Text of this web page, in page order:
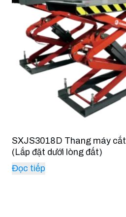
SXJS3018D Thang máy
(Lắp đặt dưới lòng đất)
Đọc tiếp